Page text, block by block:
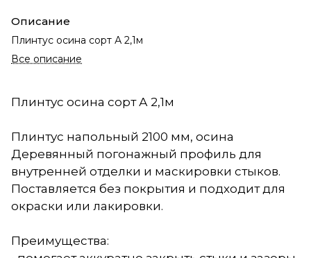
Описание
Плинтус осина сорт А 2,1м
Все описание
Плинтус осина сорт А 2,1м
Плинтус напольный 2100 мм, осина
Деревянный погонажный профиль для
внутренней отделки и маскировки стыков.
Поставляется без покрытия и подходит для
окраски или лакировки.
Преимущества: